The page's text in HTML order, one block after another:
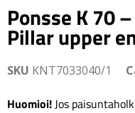
Ponsse K 70
Pillar upper
SKU KNT7033040/1
Huomioi!Jos